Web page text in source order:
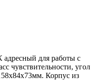
для работы с
чувствительности, угол
Корпус из